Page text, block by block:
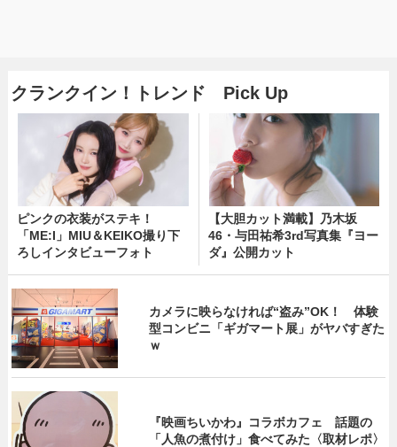
クランクイン！トレンド Pick Up
ピンクの衣装がステキ！
「ME:I」MIU＆KEIKO撮り下
ろしインタビューフォト
【大胆カット満載】乃木坂
46・与田祐希3rd写真集『ヨー
ダ』公開カット
カメラに映らなければ“盗み”OK！ 体験
型コンビニ「ギガマート展」がヤバすぎた
ｗ
『映画ちいかわ』コラボカフェ 話題の
「人魚の煮付け」食べてみた〈取材レポ〉